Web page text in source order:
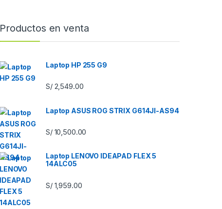
Productos en venta
Laptop HP 255 G9
S/2,549.00
Laptop ASUS ROG STRIX G614JI-AS94
S/10,500.00
Laptop LENOVO IDEAPAD FLEX 5
14ALC05
S/1,959.00